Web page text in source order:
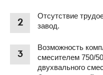
2
Отсутствие
завод.
3
Возможность
смесителем 750/
двухвального